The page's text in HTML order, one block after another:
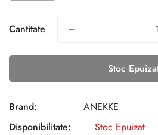
Cantitate
Stoc
Brand:
ANEKKE
Disponibilitate:
Stoc Epuizat